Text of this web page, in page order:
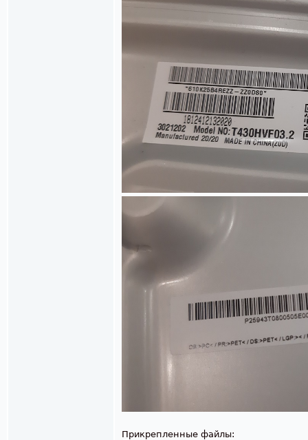
Прикрепленные файлы: